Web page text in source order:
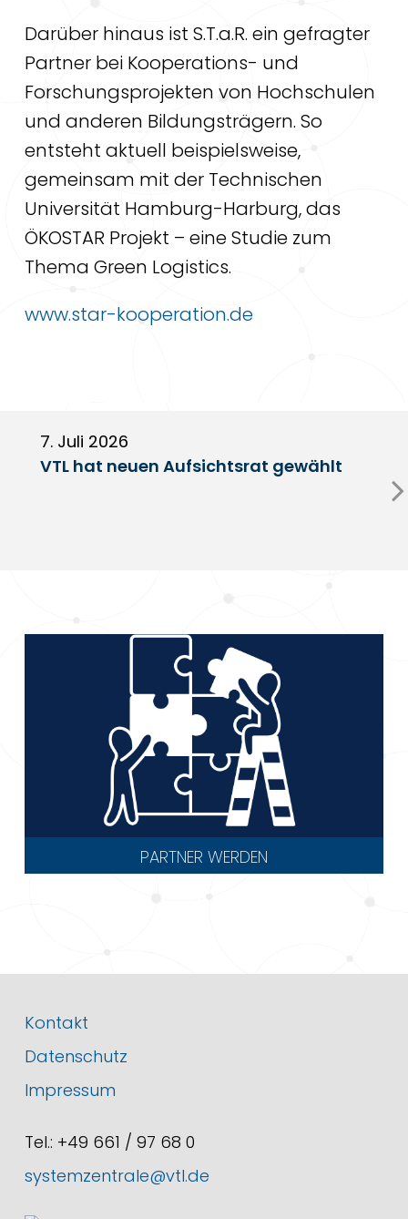
Darüber hinaus ist S.T.a.R. ein gefragter
Partner bei Kooperations- und
Forschungsprojekten von Hochschulen
und anderen Bildungsträgern. So
entsteht aktuell beispielsweise,
gemeinsam mit der Technischen
Universität Hamburg-Harburg, das
ÖKOSTAR Projekt – eine Studie zum
Thema Green Logistics.
www.star-kooperation.de
7. Juli 2026
VTL hat neuen Aufsichtsrat gewählt
PARTNER WERDEN
SYSTEMPARTNER
Kontakt
Datenschutz
Impressum
Tel.: +49 661 / 97 68 0
systemzentrale@vtl.de